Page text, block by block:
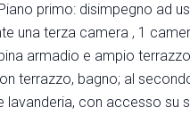
primo: disimpegno ad
una terza camera , 1
armadio e ampio
terrazzo, bagno; al
lavanderia, con accesso su